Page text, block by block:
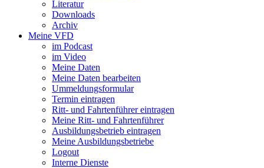
Literatur
Downloads
Archiv
Meine VFD
im Podcast
im Video
Meine Daten
Meine Daten bearbeiten
Ummeldungsformular
Termin eintragen
Ritt- und Fahrtenführer eintragen
Meine Ritt- und Fahrtenführer
Ausbildungsbetrieb eintragen
Meine Ausbildungsbetriebe
Logout
Interne Dienste